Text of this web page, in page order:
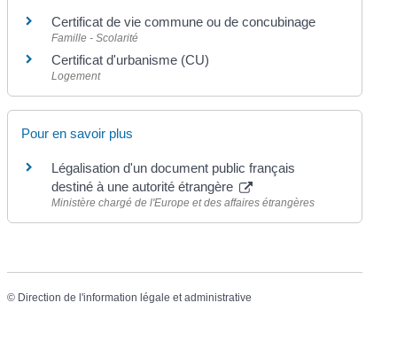
Certificat de vie commune ou de concubinage
Famille - Scolarité
Certificat d'urbanisme (CU)
Logement
Pour en savoir plus
Légalisation d'un document public français
destiné à une autorité étrangère
Ministère chargé de l'Europe et des affaires étrangères
© Direction de l'information légale et administrative